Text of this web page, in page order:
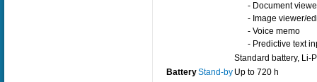
- Document
- Image viewer/
- Voice memo
- Predictive text
Battery
Standard battery, Li-
Stand-by Up to 720 h